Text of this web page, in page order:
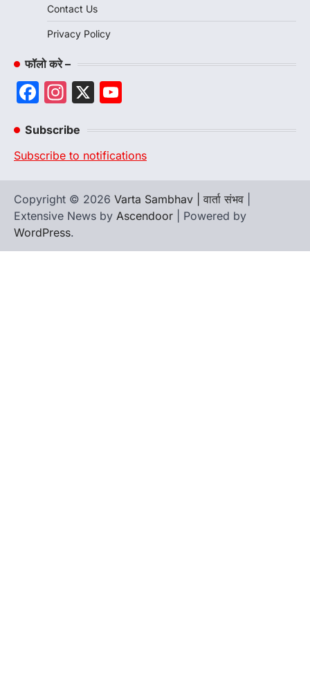
Contact Us
Privacy Policy
फॉलो करे –
Facebook
Instagram
X
Subscribe
Subscribe to notifications
Copyright © 2026 Varta Sambhav | वार्ता संभव
Extensive News by Ascendoor | Powered by
WordPress.